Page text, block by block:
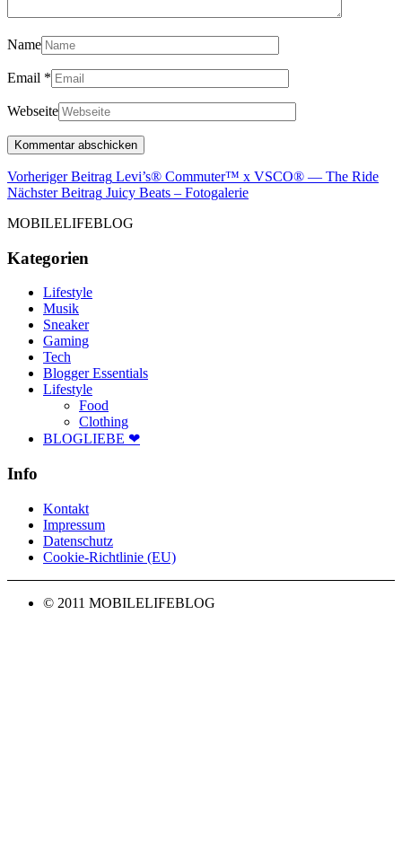
Name
Email *
Webseite
Beitragsnavigation
Vorheriger Beitrag Levi’s® Commuter™ x VSCO® — The Ride
Nächster Beitrag Juicy Beats – FotogalerieNächster
MOBILELIFEBLOG
Kategorien
Lifestyle
Musik
Sneaker
Gaming
Tech
Blogger Essentials
Lifestyle
Food
Clothing
BLOGLIEBE ❤
Info
Kontakt
Impressum
Datenschutz
Cookie-Richtlinie (EU)
© 2011 MOBILELIFEBLOG